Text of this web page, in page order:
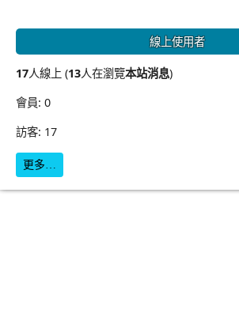
線上使用者
17人線上 (13人在瀏覽本站消息)
會員: 0
訪客: 17
更多…